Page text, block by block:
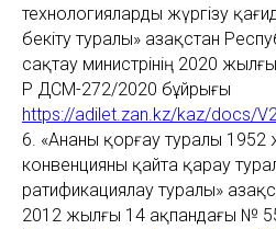
технологияларды жүргізу
бекіту туралы» Қазақстан
сақтау министрінің 2020
ҚР ДСМ-272/2020 бұйрығы
https://adilet.zan.kz/kaz/docs/
6. «Ананы қорғау туралы 1952
конвенцияны қайта қарау
ратификациялау туралы»
2012 жылғы 14 ақпандағы №